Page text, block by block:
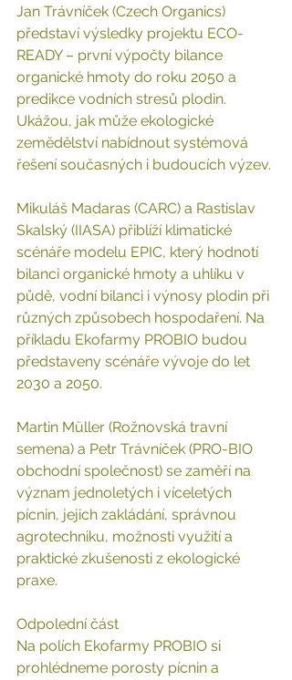
Jan Trávníček (Czech Organics)
představí výsledky projektu ECO-
READY – první výpočty bilance
organické hmoty do roku 2050 a
predikce vodních stresů plodin.
Ukážou, jak může ekologické
zemědělství nabídnout systémová
řešení současných i budoucích výzev.
Mikuláš Madaras (CARC) a Rastislav
Skalský (IIASA) přiblíží klimatické
scénáře modelu EPIC, který hodnotí
bilanci organické hmoty a uhlíku v
půdě, vodní bilanci i výnosy plodin při
různých způsobech hospodaření. Na
příkladu Ekofarmy PROBIO budou
představeny scénáře vývoje do let
2030 a 2050.
Martin Müller (Rožnovská travní
semena) a Petr Trávníček (PRO-BIO
obchodní společnost) se zaměří na
význam jednoletých i víceletých
pícnin, jejich zakládání, správnou
agrotechniku, možnosti využití a
praktické zkušenosti z ekologické
praxe.
Odpolední část
Na polích Ekofarmy PROBIO si
prohlédneme porosty pícnin a